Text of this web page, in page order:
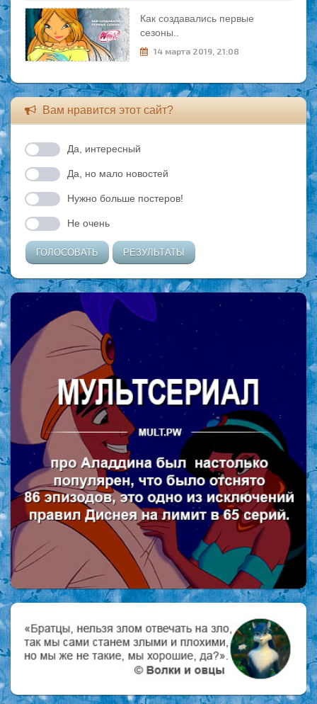
Как создавались первые
сезоны..
14 марта 2019, 21:08
Вам нравится этот сайт?
Да, интересный
Да, но мало новостей
Нужно больше постеров!
Не очень
ГОЛОСОВАТЬ РЕЗУЛЬТАТЫ